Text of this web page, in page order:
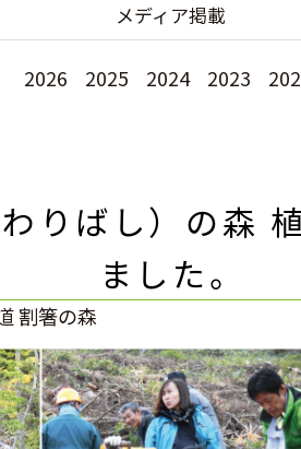
メディア掲載
2026 2025 2024 2023
りばし）の森
ました。
割箸の森